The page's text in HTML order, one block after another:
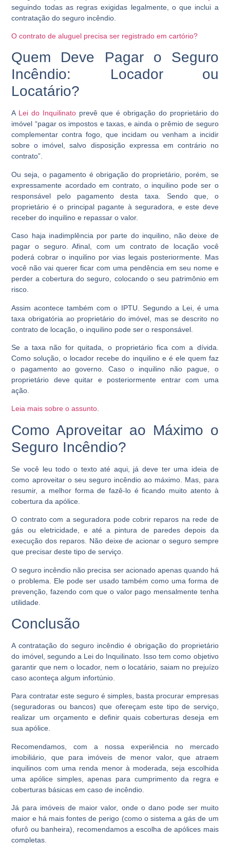
seguindo todas as regras exigidas legalmente, o que inclui a
contratação do seguro incêndio.
O contrato de aluguel precisa ser registrado em cartório?
Quem Deve Pagar o Seguro
Incêndio: Locador ou
Locatário?
A Lei do Inquilinato prevê que é obrigação do proprietário do
imóvel “pagar os impostos e taxas, e ainda o prêmio de seguro
complementar contra fogo, que incidam ou venham a incidir
sobre o imóvel, salvo disposição expressa em contrário no
contrato”.
Ou seja, o pagamento é obrigação do proprietário, porém, se
expressamente acordado em contrato, o inquilino pode ser o
responsável pelo pagamento desta taxa. Sendo que, o
proprietário é o principal pagante à seguradora, e este deve
receber do inquilino e repassar o valor.
Caso haja inadimplência por parte do inquilino, não deixe de
pagar o seguro. Afinal, com um contrato de locação você
poderá cobrar o inquilino por vias legais posteriormente. Mas
você não vai querer ficar com uma pendência em seu nome e
perder a cobertura do seguro, colocando o seu patrimônio em
risco.
Assim acontece também com o IPTU. Segundo a Lei, é uma
taxa obrigatória ao proprietário do imóvel, mas se descrito no
contrato de locação, o inquilino pode ser o responsável.
Se a taxa não for quitada, o proprietário fica com a dívida.
Como solução, o locador recebe do inquilino e é ele quem faz
o pagamento ao governo. Caso o inquilino não pague, o
proprietário deve quitar e posteriormente entrar com uma
ação.
Leia mais sobre o assunto.
Como Aproveitar ao Máximo o
Seguro Incêndio?
Se você leu todo o texto até aqui, já deve ter uma ideia de
como aproveitar o seu seguro incêndio ao máximo. Mas, para
resumir, a melhor forma de fazê-lo é ficando muito atento à
cobertura da apólice.
O contrato com a seguradora pode cobrir reparos na rede de
gás ou eletricidade, e até a pintura de paredes depois da
execução dos reparos. Não deixe de acionar o seguro sempre
que precisar deste tipo de serviço.
O seguro incêndio não precisa ser acionado apenas quando há
o problema. Ele pode ser usado também como uma forma de
prevenção, fazendo com que o valor pago mensalmente tenha
utilidade.
Conclusão
A contratação do seguro incêndio é obrigação do proprietário
do imóvel, segundo a Lei do Inquilinato. Isso tem como objetivo
garantir que nem o locador, nem o locatário, saiam no prejuízo
caso aconteça algum infortúnio.
Para contratar este seguro é simples, basta procurar empresas
(seguradoras ou bancos) que ofereçam este tipo de serviço,
realizar um orçamento e definir quais coberturas deseja em
sua apólice.
Recomendamos, com a nossa experiência no mercado
imobiliário, que para imóveis de menor valor, que atraem
inquilinos com uma renda menor à moderada, seja escolhida
uma apólice simples, apenas para cumprimento da regra e
coberturas básicas em caso de incêndio.
Já para imóveis de maior valor, onde o dano pode ser muito
maior e há mais fontes de perigo (como o sistema a gás de um
ofurô ou banheira), recomendamos a escolha de apólices mais
completas.